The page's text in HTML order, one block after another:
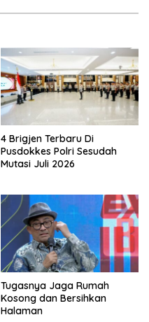
4 Brigjen Terbaru Di
Pusdokkes Polri Sesudah
Mutasi Juli 2026
Tugasnya Jaga Rumah
Kosong dan Bersihkan
Halaman